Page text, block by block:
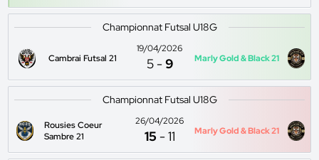
Championnat Futsal U18G
Cambrai Futsal 21
19/04/2026
5 -9 Marly Gold & Black 21
Championnat Futsal U18G
Rousies Coeur
Sambre 21
26/04/2026
15 -11 Marly Gold & Black 21